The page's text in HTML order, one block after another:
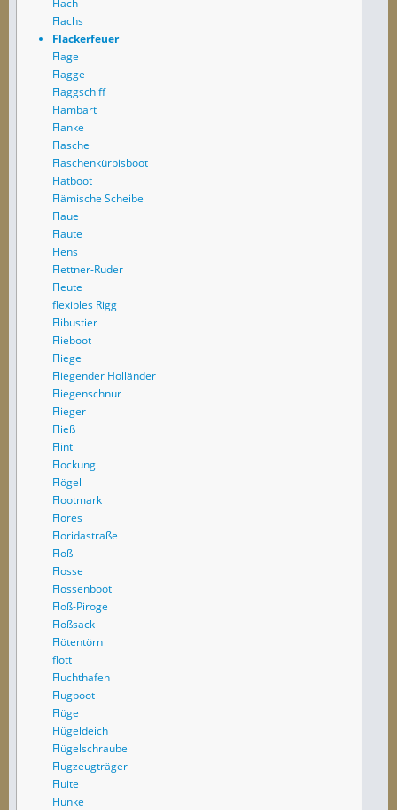
Flachs
Flackerfeuer
Flage
Flagge
Flaggschiff
Flambart
Flanke
Flasche
Flaschenkürbisboot
Flatboot
Flämische Scheibe
Flaue
Flaute
Flens
Flettner-Ruder
Fleute
flexibles Rigg
Flibustier
Flieboot
Fliege
Fliegender Holländer
Fliegenschnur
Flieger
Fließ
Flint
Flockung
Flögel
Flootmark
Flores
Floridastraße
Floß
Flosse
Flossenboot
Floß-Piroge
Floßsack
Flötentörn
flott
Fluchthafen
Flugboot
Flüge
Flügeldeich
Flügelschraube
Flugzeugträger
Fluite
Flunke